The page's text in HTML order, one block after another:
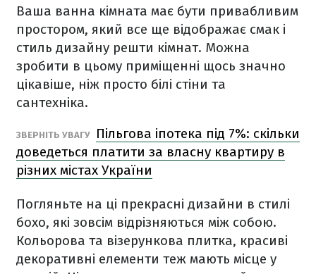
Ваша ванна кімната має бути привабливим
простором, який все ще відображає смак і
стиль дизайну решти кімнат. Можна
зробити в цьому приміщенні щось значно
цікавіше, ніж просто білі стіни та
сантехніка.
ЗВЕРНІТЬ УВАГУ
Пільгова іпотека під 7%: скільки
доведеться платити за власну квартиру в
різних містах України
Погляньте на ці прекрасні дизайни в стилі
бохо, які зовсім відрізняються між собою.
Кольорова та візерункова плитка, красиві
декоративні елементи теж мають місце у